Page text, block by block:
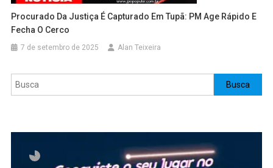
Procurado Da Justiça É Capturado Em Tupã: PM Age Rápido E
Fecha O Cerco
7 de setembro de 2025 Alan Teixeira
Pesquisar Busca